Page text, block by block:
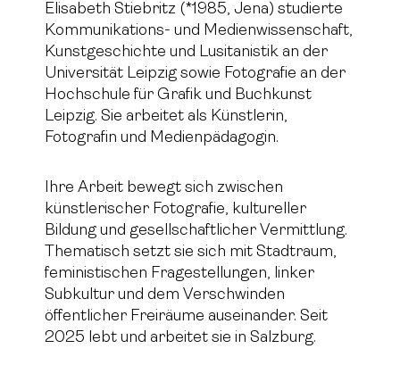
Elisabeth Stiebritz (*1985, Jena) studierte
Kommunikations- und Medienwissenschaft,
Kunstgeschichte und Lusitanistik an der
Universität Leipzig sowie Fotografie an der
Hochschule für Grafik und Buchkunst
Leipzig. Sie arbeitet als Künstlerin,
Fotografin und Medienpädagogin.
Ihre Arbeit bewegt sich zwischen
künstlerischer Fotografie, kultureller
Bildung und gesellschaftlicher Vermittlung.
Thematisch setzt sie sich mit Stadtraum,
feministischen Fragestellungen, linker
Subkultur und dem Verschwinden
öffentlicher Freiräume auseinander. Seit
2025 lebt und arbeitet sie in Salzburg.